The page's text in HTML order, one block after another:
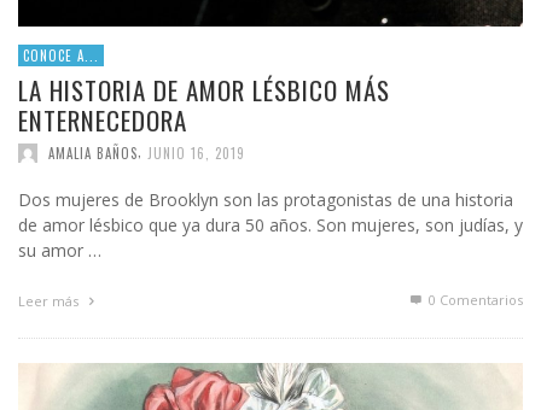
CONOCE A...
LA HISTORIA DE AMOR LÉSBICO MÁS
ENTERNECEDORA
AMALIA BAÑOS JUNIO 16, 2019
Dos mujeres de Brooklyn son las protagonistas de una historia
de amor lésbico que ya dura 50 años. Son mujeres, son judías, y
su amor …
Leer más 0 Comentarios